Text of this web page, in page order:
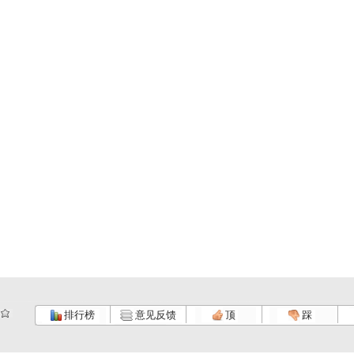
排行榜 意见反馈 顶 踩